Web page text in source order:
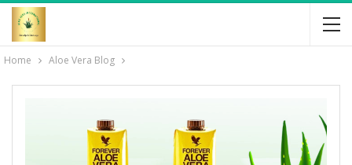
Home Aloe Vera Blog